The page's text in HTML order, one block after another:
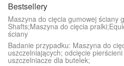
Bestsellery
Maszyna do cięcia gumowej ściany
Shafts;Maszyna do cięcia
ściany
Badanie przypadku: Maszyna do
uszczelniających; odcięcie
uszczelniacze dla butelek;